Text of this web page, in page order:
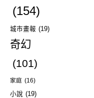
(154)
城市畫報 (19)
奇幻
(101)
家庭 (16)
小說 (19)